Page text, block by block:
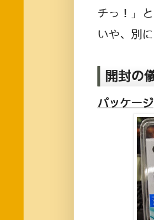
チっ！」
いや、別
開封の
パッケージ